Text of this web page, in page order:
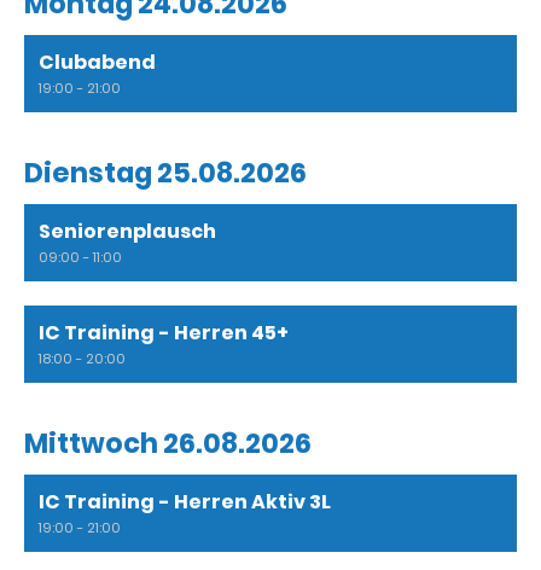
Clubabend
19:00 - 21:00
Dienstag 25.08.2026
Seniorenplausch
09:00 - 11:00
IC Training - Herren 45+
18:00 - 20:00
Mittwoch 26.08.2026
IC Training - Herren Aktiv 3L
19:00 - 21:00